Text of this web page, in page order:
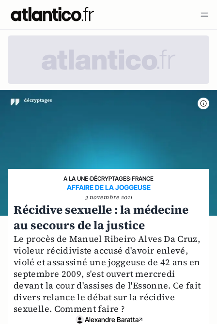
A LA UNE›DÉCRYPTAGES›FRANCE
AFFAIRE DE LA JOGGEUSE
3 novembre 2011
Récidive sexuelle : la médecine
au secours de la justice
Le procès de Manuel Ribeiro Alves Da Cruz,
violeur récidiviste accusé d'avoir enlevé,
violé et assassiné une joggeuse de 42 ans en
septembre 2009, s'est ouvert mercredi
devant la cour d'assises de l'Essonne. Ce fait
divers relance le débat sur la récidive
sexuelle. Comment faire ?
Alexandre Baratta